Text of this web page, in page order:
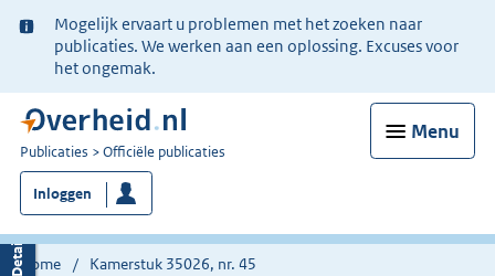
Ter
informatie:
Mogelijk ervaart u problemen met het zoeken naar
publicaties. We werken aan een oplossing. Excuses voor
het ongemak.
Menu
U
bent
nu
hier:
Publicaties Officiële publicaties
Inloggen
Home Kamerstuk 35026, nr. 45